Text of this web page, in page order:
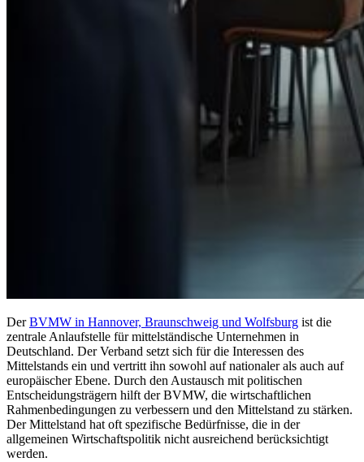
DerBVMW in Hannover, Braunschweig und Wolfsburg ist die
zentrale Anlaufstelle für mittelständische Unternehmen in
Deutschland. Der Verband setzt sich für die Interessen des
Mittelstands ein und vertritt ihn sowohl auf nationaler als auch auf
europäischer Ebene. Durch den Austausch mit politischen
Entscheidungsträgern hilft der BVMW, die wirtschaftlichen
Rahmenbedingungen zu verbessern und den Mittelstand zu stärken.
Der Mittelstand hat oft spezifische Bedürfnisse, die in der
allgemeinen Wirtschaftspolitik nicht ausreichend berücksichtigt
werden.